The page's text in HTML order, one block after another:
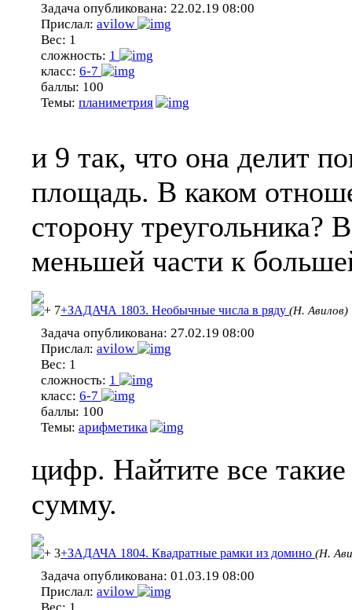
Задача опубликована: 22.02.19 08:00
Прислал: avilow
Вес: 1
сложность: 1
класс: 6-7
баллы: 100
Темы: планиметрия
и 9 так, что она делит
площадь. В каком
сторону треугольника?
меньшей части к
7+ЗАДАЧА 1803. Необычные числа в ряду (Н. Авилов)
Задача опубликована: 27.02.19 08:00
Прислал: avilow
Вес: 1
сложность: 1
класс: 6-7
баллы: 100
Темы: арифметика
цифр. Найтите все
сумму.
3+ЗАДАЧА 1804. Квадратные рамки из домино (Н.
Задача опубликована: 01.03.19 08:00
Прислал: avilow